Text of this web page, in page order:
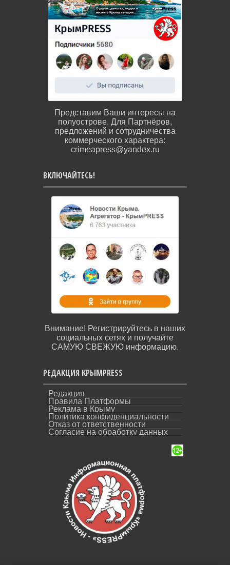
Представим Ваши интересы на
полуострове. Для Партнёров,
предложений и сотрудничества
коммерческого характера:
crimeapress@yandex.ru
ВКЛЮЧАЙТЕСЬ!
Внимание! Регистрируйтесь в наших
социальных сетях и получайте
САМУЮ СВЕЖУЮ информацию.
РЕДАКЦИЯ КРЫМPRESS
Редакция
Правила Платформы
Реклама в Крыму
Политика конфиденциальности
Отказ от ответственности
Согласие на обработку данных